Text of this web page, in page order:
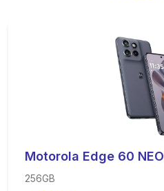
Motorola Edge 60 NEO
256GB